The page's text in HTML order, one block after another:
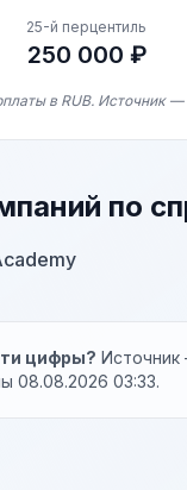
25-й перцентиль
250 000 ₽
в RUB. Источник
по
цифры? Источник
08.08.2026 03:33.